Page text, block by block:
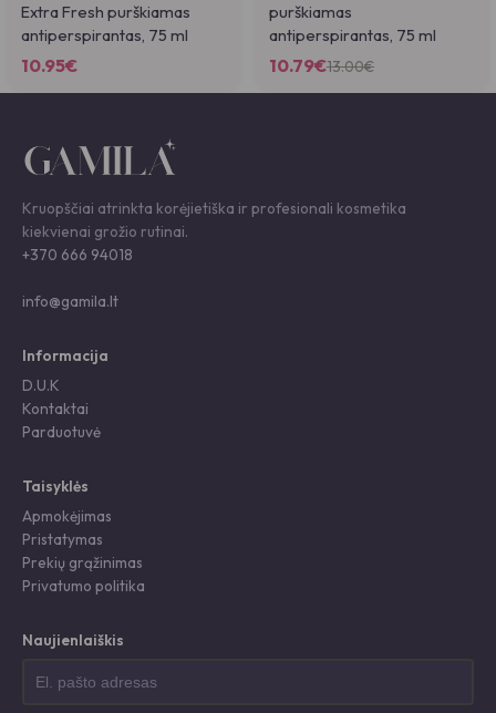
Extra Fresh purškiamas
antiperspirantas, 75 ml
10.95€
purškiamas
antiperspirantas, 75 ml
13.00€
10.79€
Kruopščiai atrinkta korėjietiška ir profesionali kosmetika
kiekvienai grožio rutinai.
+370 666 94018
info@gamila.lt
Informacija
D.U.K
Kontaktai
Parduotuvė
Taisyklės
Apmokėjimas
Pristatymas
Prekių grąžinimas
Privatumo politika
Naujienlaiškis